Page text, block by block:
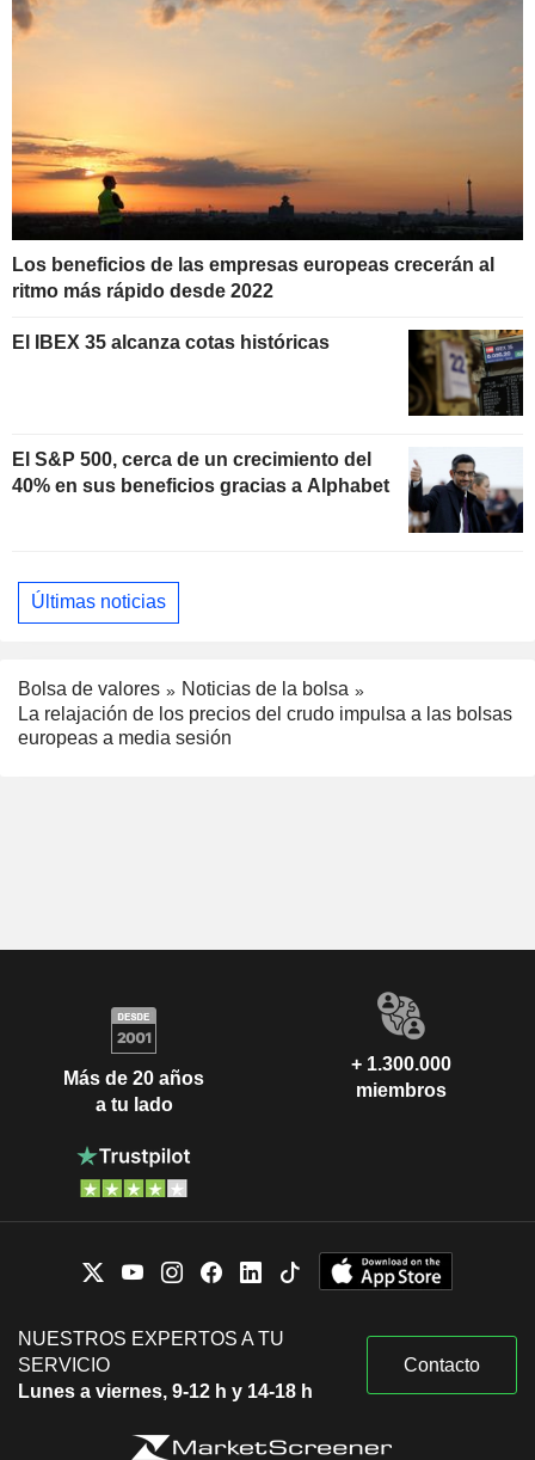
Los beneficios de las empresas europeas crecerán al
ritmo más rápido desde 2022
El IBEX 35 alcanza cotas históricas
El S&P 500, cerca de un crecimiento del
40% en sus beneficios gracias a Alphabet
Últimas noticias
Bolsa de valores
Noticias de la bolsa
La relajación de los precios del crudo impulsa a las bolsas
europeas a media sesión
Más de 20 años
a tu lado
+ 1.300.000
miembros
NUESTROS EXPERTOS A TU
SERVICIO
Lunes a viernes, 9-12 h y 14-18 h
Contacto